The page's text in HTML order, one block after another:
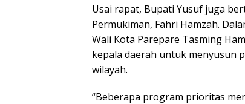
Usai rapat, Bupati Yusuf juga
Permukiman, Fahri Hamzah.
Wali Kota Parepare Tasming
kepala daerah untuk menyusun
wilayah.
“Beberapa program prioritas